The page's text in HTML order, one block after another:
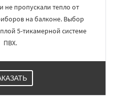
не пропускали тепло от
на балконе. Выбор
5-тикамерной системе
ПВХ.